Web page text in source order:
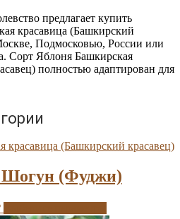
предлагает купить
красавица (Башкирский
Подмосковью, России или
Сорт Яблоня Башкирская
полностью адаптирован для
Шогун (Фуджи)